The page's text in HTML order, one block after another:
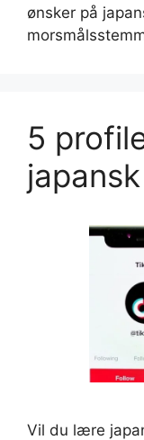
ønsker på
5
Vil du lære